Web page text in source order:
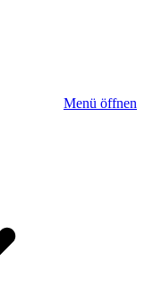
Menü öffnen